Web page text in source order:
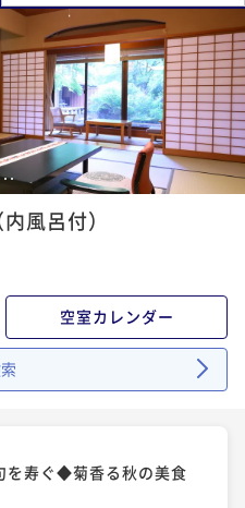
34
風呂付）
空室カレンダー
を寿ぐ◆菊香る秋の美食